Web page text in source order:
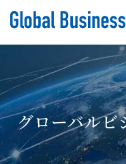
グローバルビ